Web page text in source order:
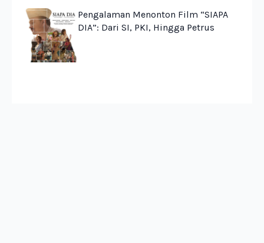
Pengalaman Menonton Film “SIAPA
DIA”: Dari SI, PKI, Hingga Petrus